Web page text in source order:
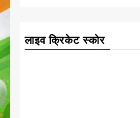
लाइव क्रिकेट स्कोर